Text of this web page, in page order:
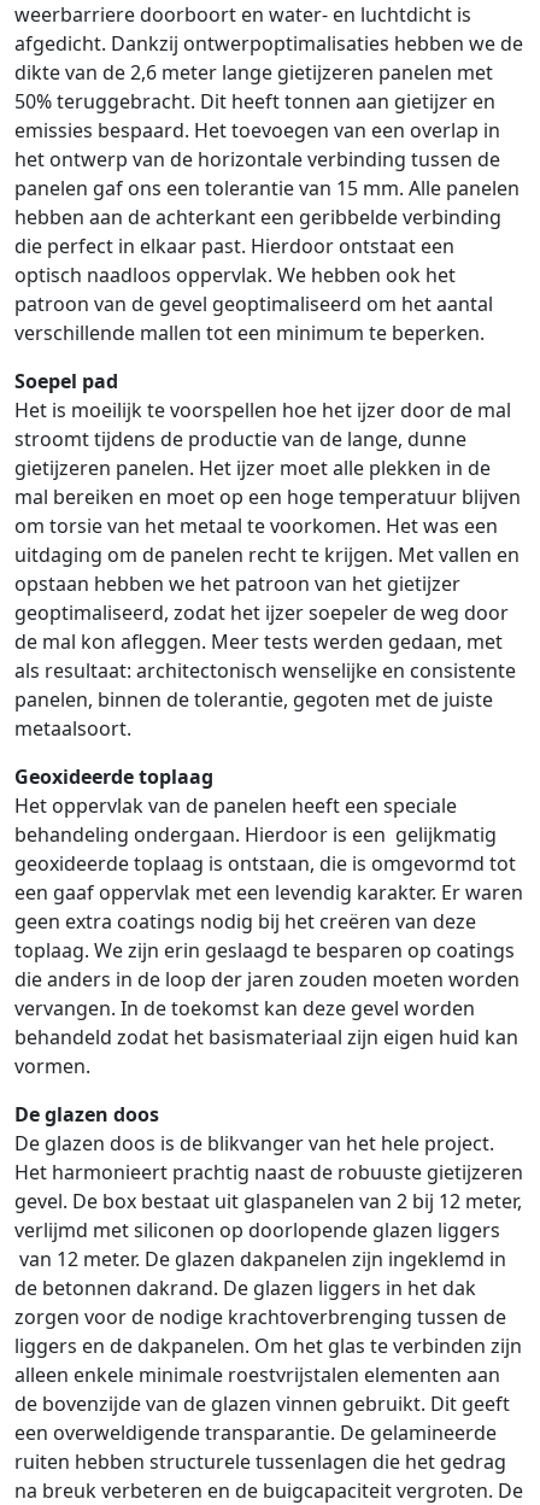
weerbarriere doorboort en water- en luchtdicht is
afgedicht. Dankzij ontwerpoptimalisaties hebben we de
dikte van de 2,6 meter lange gietijzeren panelen met
50% teruggebracht. Dit heeft tonnen aan gietijzer en
emissies bespaard. Het toevoegen van een overlap in
het ontwerp van de horizontale verbinding tussen de
panelen gaf ons een tolerantie van 15 mm. Alle panelen
hebben aan de achterkant een geribbelde verbinding
die perfect in elkaar past. Hierdoor ontstaat een
optisch naadloos oppervlak. We hebben ook het
patroon van de gevel geoptimaliseerd om het aantal
verschillende mallen tot een minimum te beperken.
Soepel pad
Het is moeilijk te voorspellen hoe het ijzer door de mal
stroomt tijdens de productie van de lange, dunne
gietijzeren panelen. Het ijzer moet alle plekken in de
mal bereiken en moet op een hoge temperatuur blijven
om torsie van het metaal te voorkomen. Het was een
uitdaging om de panelen recht te krijgen. Met vallen en
opstaan hebben we het patroon van het gietijzer
geoptimaliseerd, zodat het ijzer soepeler de weg door
de mal kon afleggen. Meer tests werden gedaan, met
als resultaat: architectonisch wenselijke en consistente
panelen, binnen de tolerantie, gegoten met de juiste
metaalsoort.
Geoxideerde toplaag
Het oppervlak van de panelen heeft een speciale
behandeling ondergaan. Hierdoor is een gelijkmatig
geoxideerde toplaag is ontstaan, die is omgevormd tot
een gaaf oppervlak met een levendig karakter. Er waren
geen extra coatings nodig bij het creëren van deze
toplaag. We zijn erin geslaagd te besparen op coatings
die anders in de loop der jaren zouden moeten worden
vervangen. In de toekomst kan deze gevel worden
behandeld zodat het basismateriaal zijn eigen huid kan
vormen.
De glazen doos
De glazen doos is de blikvanger van het hele project.
Het harmonieert prachtig naast de robuuste gietijzeren
gevel. De box bestaat uit glaspanelen van 2 bij 12 meter,
verlijmd met siliconen op doorlopende glazen liggers
van 12 meter. De glazen dakpanelen zijn ingeklemd in
de betonnen dakrand. De glazen liggers in het dak
zorgen voor de nodige krachtoverbrenging tussen de
liggers en de dakpanelen. Om het glas te verbinden zijn
alleen enkele minimale roestvrijstalen elementen aan
de bovenzijde van de glazen vinnen gebruikt. Dit geeft
een overweldigende transparantie. De gelamineerde
ruiten hebben structurele tussenlagen die het gedrag
na breuk verbeteren en de buigcapaciteit vergroten. De